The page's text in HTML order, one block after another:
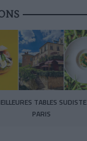
TABLES
PARIS